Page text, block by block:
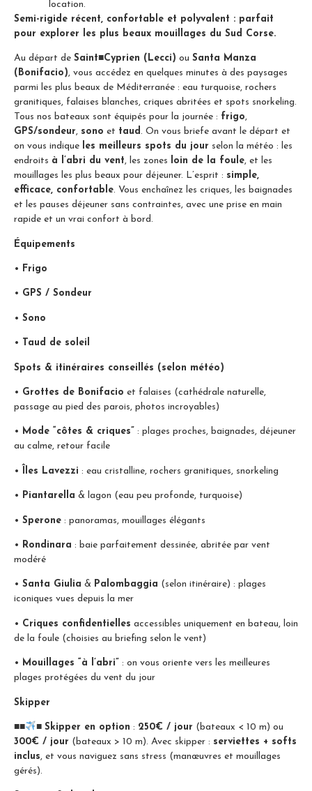
location.
Semi-rigide récent, confortable et polyvalent : parfait
pour explorer les plus beaux mouillages du Sud Corse.
Au départ de Saint■Cyprien (Lecci) ou Santa Manza
(Bonifacio), vous accédez en quelques minutes à des paysages
parmi les plus beaux de Méditerranée : eau turquoise, rochers
granitiques, falaises blanches, criques abritées et spots snorkeling.
Tous nos bateaux sont équipés pour la journée : frigo,
GPS/sondeur, sono et taud. On vous briefe avant le départ et
on vous indique les meilleurs spots du jour selon la météo : les
endroits à l’abri du vent, les zones loin de la foule, et les
mouillages les plus beaux pour déjeuner. L’esprit : simple,
efficace, confortable. Vous enchaînez les criques, les baignades
et les pauses déjeuner sans contraintes, avec une prise en main
rapide et un vrai confort à bord.
Équipements
• Frigo
• GPS / Sondeur
• Sono
• Taud de soleil
Spots & itinéraires conseillés (selon météo)
• Grottes de Bonifacio et falaises (cathédrale naturelle,
passage au pied des parois, photos incroyables)
• Mode “côtes & criques” : plages proches, baignades, déjeuner
au calme, retour facile
• Îles Lavezzi : eau cristalline, rochers granitiques, snorkeling
• Piantarella & lagon (eau peu profonde, turquoise)
• Sperone : panoramas, mouillages élégants
• Rondinara : baie parfaitement dessinée, abritée par vent
modéré
• Santa Giulia & Palombaggia (selon itinéraire) : plages
iconiques vues depuis la mer
• Criques confidentielles accessibles uniquement en bateau, loin
de la foule (choisies au briefing selon le vent)
• Mouillages “à l’abri” : on vous oriente vers les meilleures
plages protégées du vent du jour
Skipper
■■ ■ Skipper en option : 250€ / jour (bateaux < 10 m) ou
300€ / jour (bateaux > 10 m). Avec skipper : serviettes + softs
inclus, et vous naviguez sans stress (manœuvres et mouillages
gérés).